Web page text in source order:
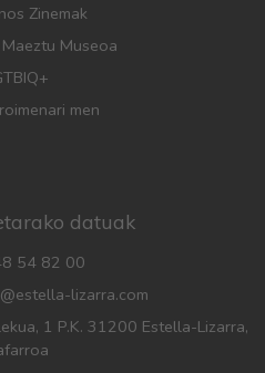
Zinemak
Museoa
men
datuak
54 82 00
lizarra.com
1 P.K. 31200 Estella-Lizarra,